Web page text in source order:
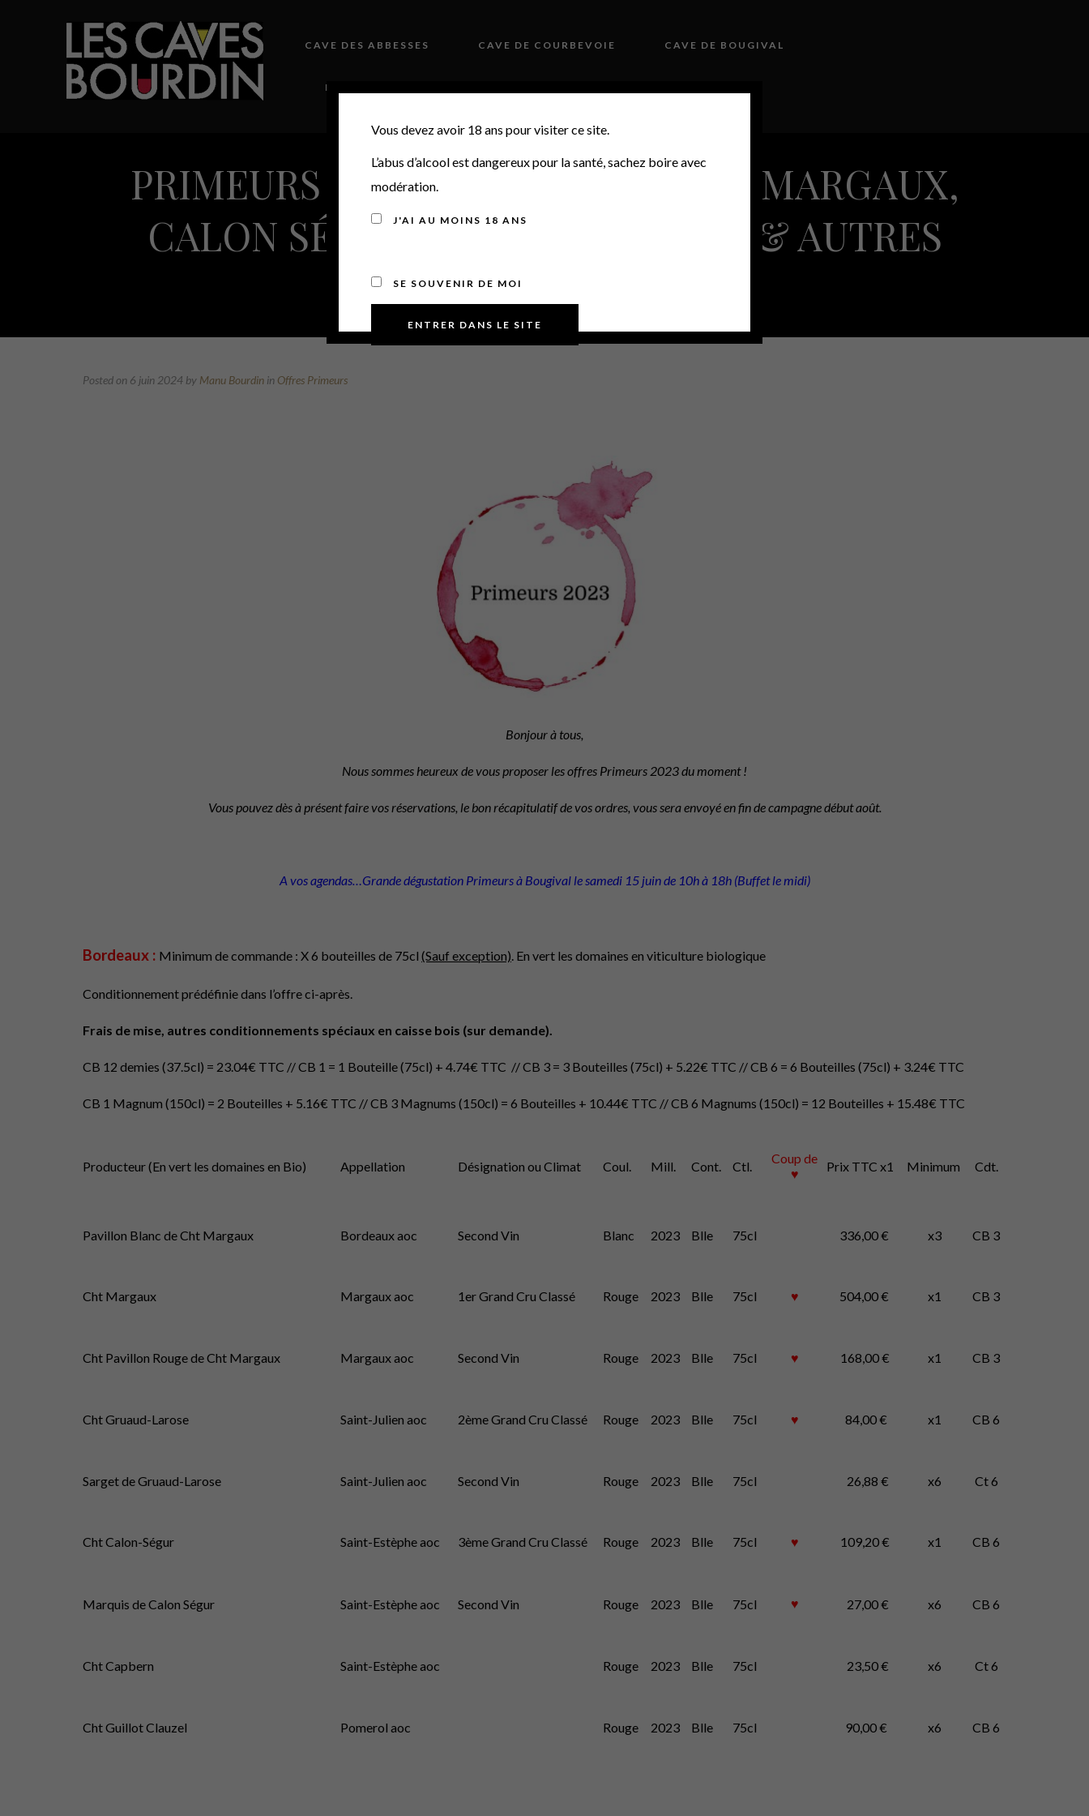
CAVE DES ABBESSES CAVE DE COURBEVOIE CAVE DE BOUGIVAL
NOTRE HISTOIRE
PRIMEURS 2023, SORTIE N°24, CHT MARGAUX,
CALON SÉGUR, GRUAUD LAROSE & AUTRES
BORDEAUX
Posted on 6 juin 2024 by Manu Bourdin in Offres Primeurs
Bonjour à tous,
Nous sommes heureux de vous proposer les offres Primeurs 2023 du moment !
Vous pouvez dès à présent faire vos réservations, le bon récapitulatif de vos ordres, vous sera envoyé en fin de campagne début août.
A vos agendas…Grande dégustation Primeurs à Bougival le samedi 15 juin de 10h à 18h (Buffet le midi)
Bordeaux : Minimum de commande : X 6 bouteilles de 75cl (Sauf exception). En vert les domaines en viticulture biologique
Conditionnement prédéfinie dans l’offre ci-après.
Frais de mise, autres conditionnements spéciaux en caisse bois (sur demande).
CB 12 demies (37.5cl) = 23.04€ TTC // CB 1 = 1 Bouteille (75cl) + 4.74€ TTC // CB 3 = 3 Bouteilles (75cl) + 5.22€ TTC // CB 6 = 6 Bouteilles (75cl) + 3.24€ TTC
CB 1 Magnum (150cl) = 2 Bouteilles + 5.16€ TTC // CB 3 Magnums (150cl) = 6 Bouteilles + 10.44€ TTC // CB 6 Magnums (150cl) = 12 Bouteilles + 15.48€ TTC
Producteur (En vert les domaines en Bio) Appellation Désignation ou Climat Coul. Mill. Cont. Ctl.
Coup de
♥
Prix TTC x1 Minimum Cdt.
Pavillon Blanc de Cht Margaux Bordeaux aoc Second Vin Blanc 2023 Blle 75cl 336,00 € x3 CB 3
Cht Margaux Margaux aoc 1er Grand Cru Classé Rouge 2023 Blle 75cl ♥ 504,00 € x1 CB 3
Cht Pavillon Rouge de Cht Margaux Margaux aoc Second Vin Rouge 2023 Blle 75cl ♥ 168,00 € x1 CB 3
Cht Gruaud-Larose Saint-Julien aoc 2ème Grand Cru Classé Rouge 2023 Blle 75cl ♥ 84,00 € x1 CB 6
Sarget de Gruaud-Larose Saint-Julien aoc Second Vin Rouge 2023 Blle 75cl 26,88 € x6 Ct 6
Cht Calon-Ségur Saint-Estèphe aoc 3ème Grand Cru Classé Rouge 2023 Blle 75cl ♥ 109,20 € x1 CB 6
Marquis de Calon Ségur Saint-Estèphe aoc Second Vin Rouge 2023 Blle 75cl ♥ 27,00 € x6 CB 6
Cht Capbern Saint-Estèphe aoc Rouge 2023 Blle 75cl 23,50 € x6 Ct 6
Cht Guillot Clauzel Pomerol aoc Rouge 2023 Blle 75cl 90,00 € x6 CB 6
Vous devez avoir 18 ans pour visiter ce site.
L’abus d’alcool est dangereux pour la santé, sachez boire avec
modération.
J'AI AU MOINS 18 ANS
SE SOUVENIR DE MOI